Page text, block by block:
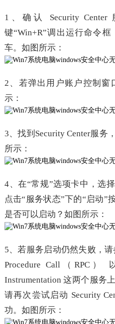
1、确认 Security
键“Win+R”调出运行命令框
车。如图所示：
2、若弹出用户账户控制窗
示：
3、找到Security Center服务
所示：
4、在“常规”选项卡中，选
点击“服务状态”下的“启动”
是否可以启动？如图所示：
5、若服务启动仍然失败，
Procedure Call（RPC）
Instrumentation 这两个服务
请再次尝试启动 Security
功。如图所示：